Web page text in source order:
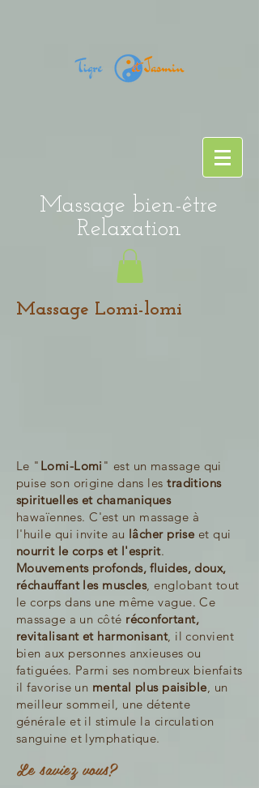
Massage bien-être
Relaxation
Massage Lomi-lomi
Le " Lomi-Lomi " est un massage qui
puise son origine dans lestraditions
spirituelles et chamaniques
hawaïennes. C'est un massage à
l'huile qui invite au lâcher prise et qui
nourrit le corps et l'esprit.
Mouvements profonds, fluides, doux,
réchauffant les muscles, englobant tout
le corps dans une même vague. Ce
massage a un côté réconfortant,
revitalisant et harmonisant, il convient
bien aux personnes anxieuses ou
fatiguées. Parmi ses nombreux bienfaits
il favorise un mental plus paisible, un
meilleur sommeil, une détente
générale et il stimule la circulation
sanguine et lymphatique.
Le saviez vous?